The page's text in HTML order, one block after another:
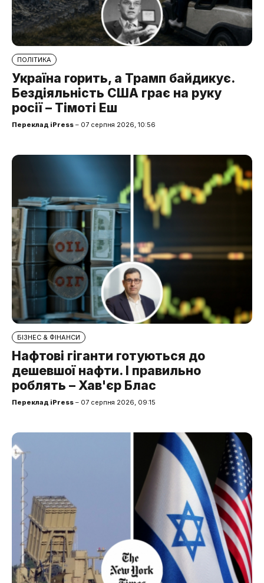
ПОЛІТИКА
Україна горить, а Трамп байдикує.
Бездіяльність США грає на руку
росії – Тімоті Еш
Переклад iPress – 07 серпня 2026, 10:56
БІЗНЕС & ФІНАНСИ
Нафтові гіганти готуються до
дешевшої нафти. І правильно
роблять – Хав'єр Блас
Переклад iPress – 07 серпня 2026, 09:15